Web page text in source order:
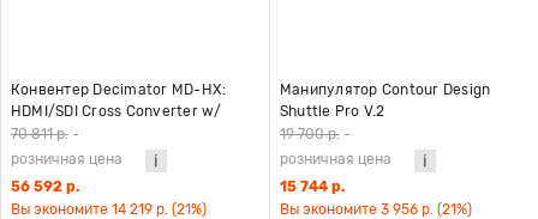
Конвентер Decimator MD-HX:
HDMI/SDI Cross Converter w/
Scaling & Frame Rate Conversion
70 811 р. -
розничная цена
56 592 р.
Вы экономите 14 219 р. (21%)
Манипулятор Contour Design
Shuttle Pro V.2
19 700 р. -
розничная цена
15 744 р.
Вы экономите 3 956 р. (21%)